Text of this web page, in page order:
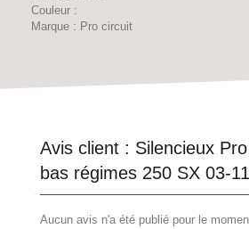
Couleur :
Marque : Pro circuit
Avis client : Silencieux
bas régimes 250 SX 03-11
Aucun avis n'a été publié pour le